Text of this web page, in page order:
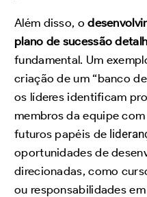
Além disso, o
plano de sucessão
fundamental. Um
criação de um “banco
os líderes identificam
membros da equipe
futuros papéis de
oportunidades de
direcionadas, como
ou responsabilidades